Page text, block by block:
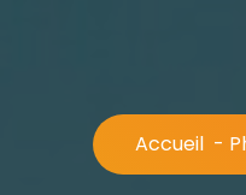
Accueil -